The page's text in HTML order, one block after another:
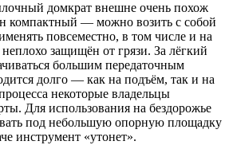
домкрат внешне очень похож
компактный — можно возить с собой
повсеместно, в том числе и на
защищён от грязи. За лёгкий
большим передаточным
долго — как на подъём, так и на
некоторые владельцы
Для использования на бездорожье
под небольшую опорную площадку
инструмент «утонет».